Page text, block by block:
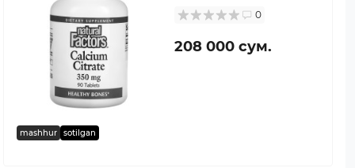
mashhur sotilgan
0
208 000 сум.